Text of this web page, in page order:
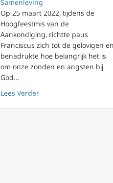
Samenleving
Op 25 maart 2022, tijdens de
Hoogfeestmis van de
Aankondiging, richtte paus
Franciscus zich tot de gelovigen en
benadrukte hoe belangrijk het is
om onze zonden en angsten bij
God...
Lees Verderabout Volledige tekst: